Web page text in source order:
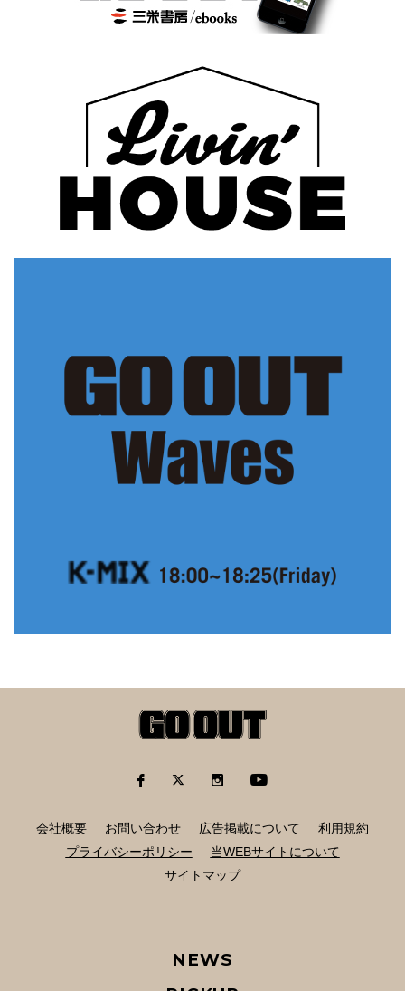
会社概要 お問い合わせ 広告掲載について
利用規約
プライバシーポリシー
当WEBサイトについて
サイトマップ
NEWS